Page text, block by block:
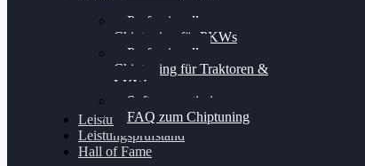
Professionelles
Chiptuning für PKWs
Professionelles
Chiptuning für Traktoren &
LKW
Softwareoptimierung
FAQ zum Chiptuning
Leistungsmessung
Leistungsprüfstand
Hall of Fame